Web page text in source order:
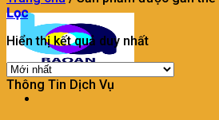
Lọc
Hiển thị kết quả duy nhất
Thông Tin Dịch Vụ